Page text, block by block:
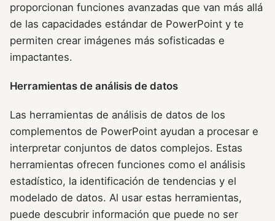
proporcionan funciones avanzadas que van más allá
de las capacidades estándar de PowerPoint y te
permiten crear imágenes más sofisticadas e
impactantes.
Herramientas de análisis de datos
Las herramientas de análisis de datos de los
complementos de PowerPoint ayudan a procesar e
interpretar conjuntos de datos complejos. Estas
herramientas ofrecen funciones como el análisis
estadístico, la identificación de tendencias y el
modelado de datos. Al usar estas herramientas,
puede descubrir información que puede no ser